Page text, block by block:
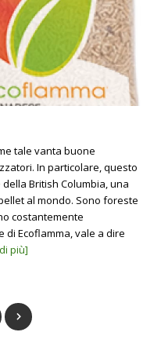
tale vanta buone
In particolare, questo
British Columbia, una
al mondo. Sono foreste
costantemente
Ecoflamma, vale a dire
più]